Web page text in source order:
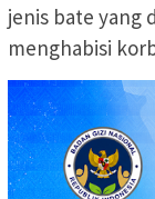
jenis bate yang
menghabisi